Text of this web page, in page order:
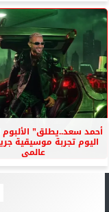
أحمد سعد..يطلق” الألبوم
اليوم تجربة موسيقية
عالمى